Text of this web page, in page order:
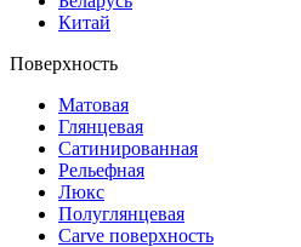
Китай
Поверхность
Матовая
Глянцевая
Сатинированная
Рельефная
Люкс
Полуглянцевая
Carve поверхность